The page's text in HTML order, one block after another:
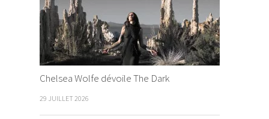
Chelsea Wolfe dévoile The Dark
29 JUILLET 2026